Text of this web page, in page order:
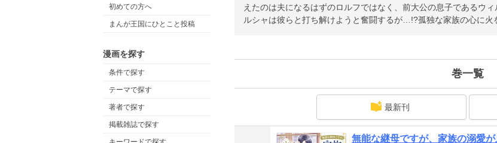
初めての方へ
まんが王国にひとこと投稿
漫画を探す
条件で探す
テーマで探す
著者で探す
掲載雑誌で探す
えたのは夫になるはずのロルフではなく、前大公の息子であるウ
ルシャは彼らと打ち解けようと奮闘するが…!?孤独な家族の心に火
巻一覧
最新刊
無能な継母ですが、家族の溺愛